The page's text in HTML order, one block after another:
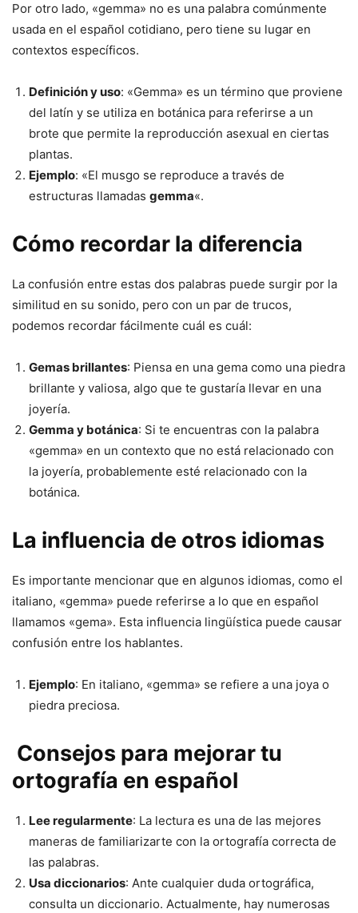
Por otro lado, «gemma» no es una palabra comúnmente
usada en el español cotidiano, pero tiene su lugar en
contextos específicos.
Definición y uso: «Gemma» es un término que proviene
del latín y se utiliza en botánica para referirse a un
brote que permite la reproducción asexual en ciertas
plantas.
Ejemplo: «El musgo se reproduce a través de
estructuras llamadas gemma«.
Cómo recordar la diferencia
La confusión entre estas dos palabras puede surgir por la
similitud en su sonido, pero con un par de trucos,
podemos recordar fácilmente cuál es cuál:
Gemas brillantes: Piensa en una gema como una piedra
brillante y valiosa, algo que te gustaría llevar en una
joyería.
Gemma y botánica: Si te encuentras con la palabra
«gemma» en un contexto que no está relacionado con
la joyería, probablemente esté relacionado con la
botánica.
La influencia de otros idiomas
Es importante mencionar que en algunos idiomas, como el
italiano, «gemma» puede referirse a lo que en español
llamamos «gema». Esta influencia lingüística puede causar
confusión entre los hablantes.
Ejemplo: En italiano, «gemma» se refiere a una joya o
piedra preciosa.
Consejos para mejorar tu
ortografía en español
Lee regularmente: La lectura es una de las mejores
maneras de familiarizarte con la ortografía correcta de
las palabras.
Usa diccionarios: Ante cualquier duda ortográfica,
consulta un diccionario. Actualmente, hay numerosas